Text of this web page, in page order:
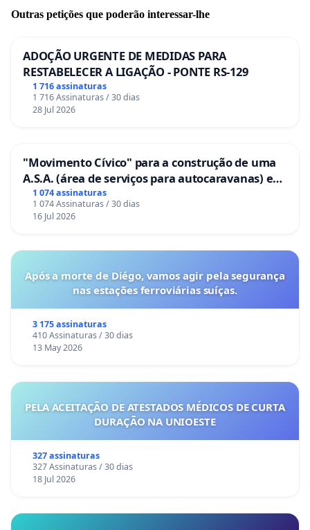
Outras petições que poderão interessar-lhe
ADOÇÃO URGENTE DE MEDIDAS PARA
RESTABELECER A LIGAÇÃO - PONTE RS-129
1 716 assinaturas
1 716 Assinaturas / 30 dias
28 Jul 2026
"Movimento Cívico" para a construção de uma
A.S.A. (área de serviços para autocaravanas) em
Coimbra
1 074 assinaturas
1 074 Assinaturas / 30 dias
16 Jul 2026
Após a morte de Diégo, vamos agir pela segurança
nas estações ferroviárias suíças.
3 175 assinaturas
410 Assinaturas / 30 dias
13 May 2026
PELA ACEITAÇÃO DE ATESTADOS MÉDICOS DE CURTA
DURAÇÃO NA UNIOESTE
327 assinaturas
327 Assinaturas / 30 dias
18 Jul 2026